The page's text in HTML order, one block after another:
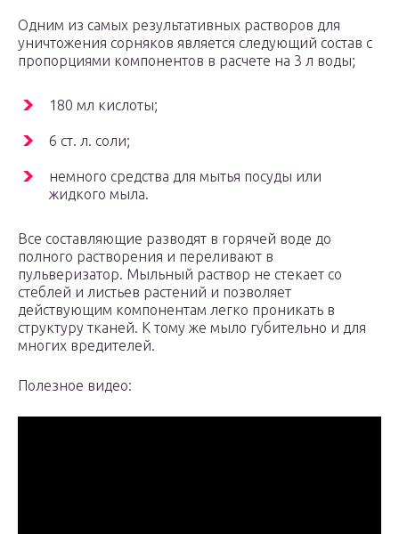
Одним из самых результативных растворов для
уничтожения сорняков является следующий состав с
пропорциями компонентов в расчете на 3 л воды;
180 мл кислоты;
6 ст. л. соли;
немного средства для мытья посуды или
жидкого мыла.
Все составляющие разводят в горячей воде до
полного растворения и переливают в
пульверизатор. Мыльный раствор не стекает со
стеблей и листьев растений и позволяет
действующим компонентам легко проникать в
структуру тканей. К тому же мыло губительно и для
многих вредителей.
Полезное видео: